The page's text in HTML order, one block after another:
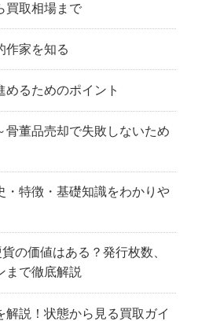
買取相場まで
作家を知る
るためのポイント
骨董品売却で失敗しないため
・特徴・基礎知識をわかりや
の価値はある？発行枚数、
まで徹底解説
解説！状態から見る買取ガイ